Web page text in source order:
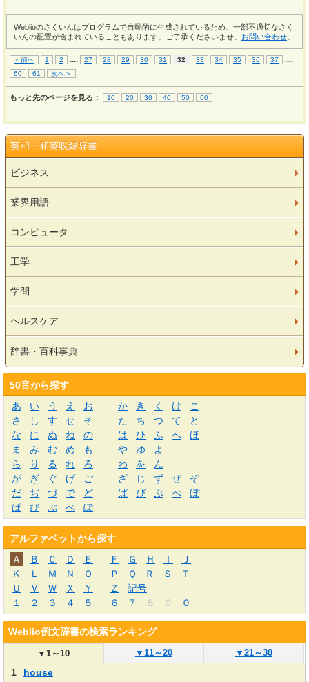
Weblioのさくいんはプログラムで自動的に生成されているため、一部不適切なさく
いんの配置が含まれていることもあります。ご了承くださいませ。 お問い合わせ
＜前へ 1 2 .... 27 28 29 30 31 32 33 34 35 36 37 ....
60 61 次へ＞
もっと先のページを見る： 10 20 30 40 50 60
英和・和英収録辞書
ビジネス
業界用語
コンピュータ
工学
学問
ヘルスケア
辞書・百科事典
50音から探す
あ
い う え お か き く け
こ
さ
し す せ そ た ち つ て
と
な
に ぬ ね の は ひ ふ へ
ほ
ま
み む め も や ゆ
よ
ら
り る れ ろ わ を
ん
が
ぎ ぐ げ ご ざ じ ず ぜ
ぞ
だ
ぢ づ で ど ば び ぶ べ
ぼ
ぱ
ぴ ぷ ぺ ぽ
アルファベットから探す
Ａ
Ｂ Ｃ Ｄ Ｅ Ｆ Ｇ Ｈ Ｉ
Ｊ
Ｋ
Ｌ Ｍ Ｎ Ｏ Ｐ Ｑ Ｒ Ｓ
Ｔ
Ｕ
Ｖ Ｗ Ｘ Ｙ Ｚ
記号
１
２ ３ ４ ５ ６ ７ ８ ９ ０
Weblio例文辞書の検索ランキング
▼1～10 ▼ 11～20 ▼ 21～30
1 house